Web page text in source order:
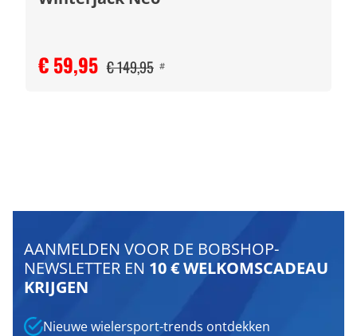
€ 59,95 € 149,95 #
AANMELDEN VOOR DE BOBSHOP-
NEWSLETTER EN 10 € WELKOMSCADEAU
KRIJGEN
Nieuwe wielersport-trends ontdekken